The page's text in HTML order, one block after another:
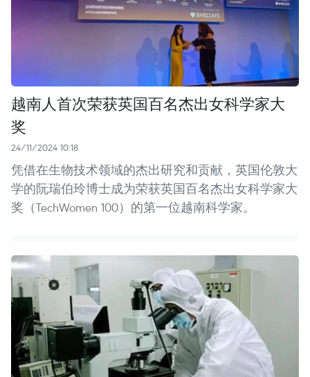
越南人首次荣获英国百名杰出女科学家大
奖
24/11/2024 10:18
凭借在生物技术领域的杰出研究和贡献，英国伦敦大
学的阮瑞伯玲博士成为荣获英国百名杰出女科学家大
奖（TechWomen 100）的第一位越南科学家。